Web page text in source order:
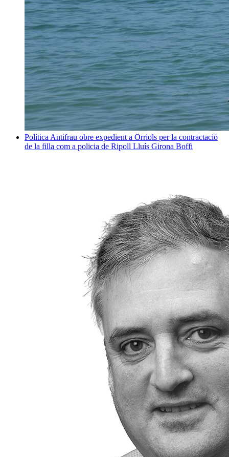
Política Antifrau obre expedient a Orriols per la contractació
de la filla com a policia de Ripoll Lluís Girona Boffi